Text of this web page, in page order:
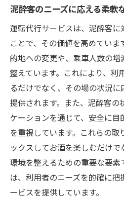
泥酔状態でも安心の
運転中の安全確認と
地域に密着した信頼
サービスの透明性と
運転代行を利用して泥酔
法
初めての方でも安心
予約から帰宅までの
運転代行をより便利
トラブルなく利用す
信頼できるサービス
泥酔客のニーズに応える柔軟
運転代行サービスは、泥酔客に
ことで、その価値を高めていま
的地への変更や、乗車人数の
整えています。これにより、利
るだけでなく、その場の状況
提供されます。また、泥酔客の
ケーションを通じて、安全に目
を重視しています。これらの取
ックスしてお酒を楽しむだけ
環境を整えるための重要な要素
は、利用者のニーズを的確に
ービスを提供しています。